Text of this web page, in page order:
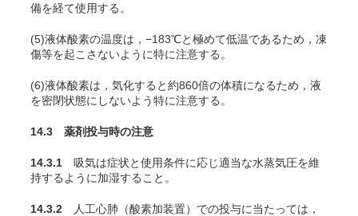
備を経て使用する。
(5)液体酸素の温度は，−183℃と極めて低温であるため，凍
傷等を起こさないように特に注意する。
(6)液体酸素は，気化すると約860倍の体積になるため，液
を密閉状態にしないよう特に注意する。
14.3 薬剤投与時の注意
14.3.1 吸気は症状と使用条件に応じ適当な水蒸気圧を維
持するように加湿すること 。
14.3.2 人工心肺（酸素加装置）での投与に当たっては，